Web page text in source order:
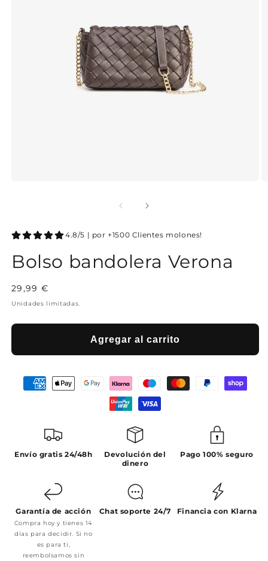
4.8/5 | por +1500 Clientes molones!
Bolso bandolera Verona
Precio
habitual
29,99 €
Unidades limitadas.
Agregar al carrito
Envío gratis 24/48h
Devolución del
dinero
Pago 100% seguro
Garantía de acción
Compra hoy y tienes 14
días para decidir. Si no
es para ti,
reembolsamos sin
Chat soporte 24/7 Financia con Klarna